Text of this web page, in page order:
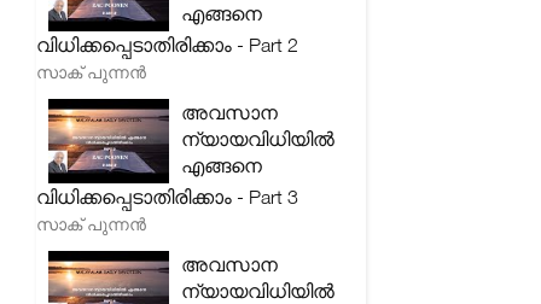
എങ്ങനെ
വിധിക്കപ്പെടാതിരിക്കാം - Part 2
സാക് പുന്നൻ
അവസാന
ന്യായവിധിയിൽ
എങ്ങനെ
വിധിക്കപ്പെടാതിരിക്കാം - Part 3
സാക് പുന്നൻ
അവസാന
ന്യായവിധിയിൽ